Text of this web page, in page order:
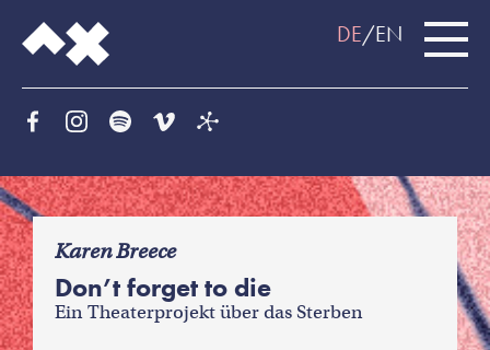
DE EN
f
Karen Breece
Don’t forget to die
Ein Theaterprojekt über das Sterben